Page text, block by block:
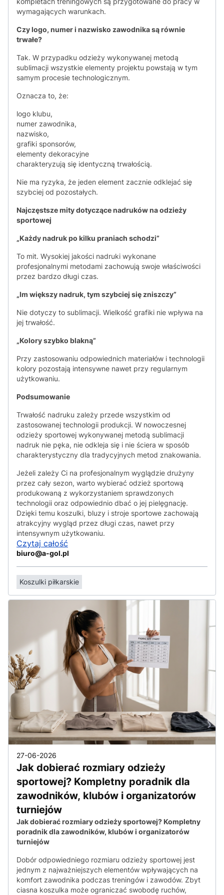
wymagających warunkach.
Czy logo, numer i nazwisko zawodnika są równie
trwałe?
Tak. W przypadku odzieży wykonywanej metodą
sublimacji wszystkie elementy projektu powstają w tym
samym procesie technologicznym.
Oznacza to, że:
logo klubu,
numer zawodnika,
nazwisko,
grafiki sponsorów,
elementy dekoracyjne
charakteryzują się identyczną trwałością.
Nie ma ryzyka, że jeden element zacznie odklejać się
szybciej od pozostałych.
Najczęstsze mity dotyczące nadruków na odzieży
sportowej
„Każdy nadruk po kilku praniach schodzi”
To mit. Wysokiej jakości nadruki wykonane
profesjonalnymi metodami zachowują swoje właściwości
przez bardzo długi czas.
„Im większy nadruk, tym szybciej się zniszczy”
Nie dotyczy to sublimacji. Wielkość grafiki nie wpływa na
jej trwałość.
„Kolory szybko blakną”
Przy zastosowaniu odpowiednich materiałów i technologii
kolory pozostają intensywne nawet przy regularnym
użytkowaniu.
Podsumowanie
Trwałość nadruku zależy przede wszystkim od
zastosowanej technologii produkcji. W nowoczesnej
odzieży sportowej wykonywanej metodą sublimacji
nadruk nie pęka, nie odkleja się i nie ściera w sposób
charakterystyczny dla tradycyjnych metod znakowania.
Jeżeli zależy Ci na profesjonalnym wyglądzie drużyny
przez cały sezon, warto wybierać odzież sportową
produkowaną z wykorzystaniem sprawdzonych
technologii oraz odpowiednio dbać o jej pielęgnację.
Dzięki temu koszulki, bluzy i stroje sportowe zachowają
atrakcyjny wygląd przez długi czas, nawet przy
intensywnym użytkowaniu.
Czytaj całość
biuro@a-gol.pl
Koszulki piłkarskie
27-06-2026
Jak dobierać rozmiary odzieży
sportowej? Kompletny poradnik dla
zawodników, klubów i organizatorów
turniejów
Jak dobierać rozmiary odzieży sportowej? Kompletny
poradnik dla zawodników, klubów i organizatorów
turniejów
Dobór odpowiedniego rozmiaru odzieży sportowej jest
jednym z najważniejszych elementów wpływających na
komfort zawodnika podczas treningów i zawodów. Zbyt
ciasna koszulka może ograniczać swobodę ruchów,